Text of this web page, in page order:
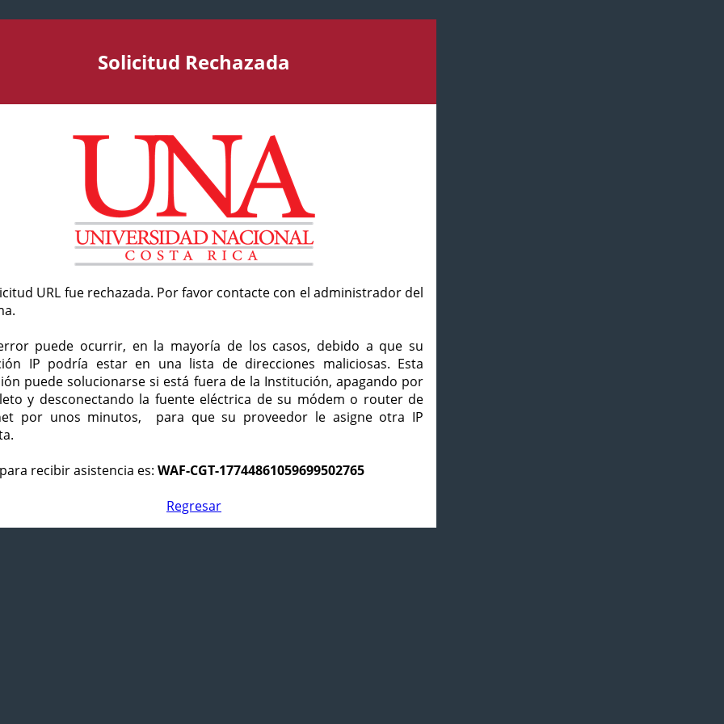
Solicitud Rechazada
URL fue rechazada. Por favor contacte con el administrador del
puede ocurrir, en la mayoría de los casos, debido a que su
IP podría estar en una lista de direcciones maliciosas. Esta
puede solucionarse si está fuera de la Institución, apagando por
y desconectando la fuente eléctrica de su módem o router de
por unos minutos, para que su proveedor le asigne otra IP
recibir asistencia es: WAF-CGT-17744861059699502765
Regresar